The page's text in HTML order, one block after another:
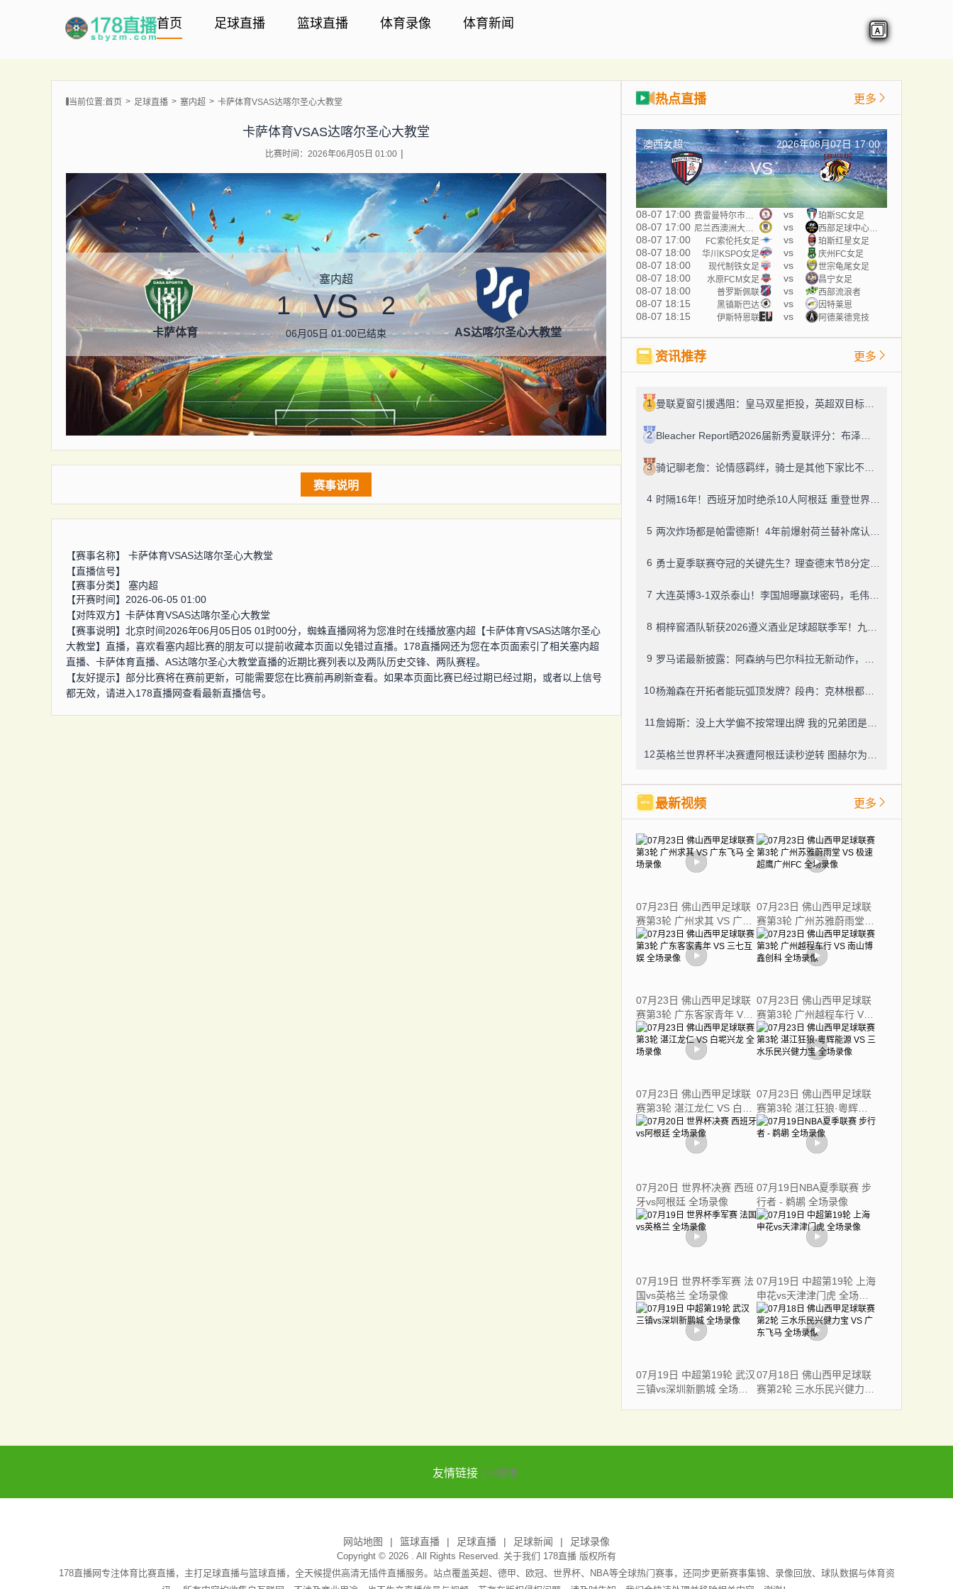
首页 足球直播 篮球直播 体育录像 体育新闻
当前位置:首页 足球直播 塞内超 卡萨体育VSAS达喀尔圣心大教堂
卡萨体育VSAS达喀尔圣心大教堂
比赛时间：2026年06月05日 01:00
卡萨体育
塞内超
1 VS 2
06月05日 01:00已结束 AS达喀尔圣心大教堂
赛事说明
【赛事名称】 卡萨体育VSAS达喀尔圣心大教堂
【直播信号】
【赛事分类】 塞内超
【开赛时间】2026-06-05 01:00
【对阵双方】 卡萨体育VSAS达喀尔圣心大教堂
【赛事说明】北京时间2026年06月05日05 01时00分，蜘蛛直播网将为您准时在线播放塞内超【卡萨体育VSAS达喀尔圣心
大教堂】直播，喜欢看塞内超比赛的朋友可以提前收藏本页面以免错过直播。178直播网还为您在本页面索引了相关塞内超
直播、卡萨体育直播、AS达喀尔圣心大教堂直播的近期比赛列表以及两队历史交锋、两队赛程。
【友好提示】部分比赛将在赛前更新，可能需要您在比赛前再刷新查看。如果本页面比赛已经过期已经过期，或者以上信号
都无效，请进入178直播网查看最新直播信号。
热点直播 更多
澳西女超 2026年08月07日 17:00
VS
08-07 17:00 vs 珀斯SC女足
08-07 17:00 vs 西部足球中心女足
08-07 17:00 FC索伦托女足 vs 珀斯红星女足
08-07 18:00 华川KSPO女足 vs 庆州FC女足
08-07 18:00 现代制铁女足 vs 世宗龟尾女足
08-07 18:00 水原FCM女足 vs 昌宁女足
08-07 18:00 普罗斯佩联 vs 西部流浪者
08-07 18:15 黑镇斯巴达 vs 因特莱恩
08-07 18:15 伊斯特恩联 vs 阿德莱德竞技
资讯推荐 更多
1
2
3
4
5
6
7
8
9
10
11
12
最新视频 更多
07月23日 佛山西甲足球联
赛第3轮 广州求其 VS 广东
飞马 全场录像
07月23日 佛山西甲足球联
赛第3轮 广州苏雅蔚雨堂
VS 极速超鹰广州FC 全场
录像
07月23日 佛山西甲足球联
赛第3轮 广东客家青年 VS
三七互娱 全场录像
07月23日 佛山西甲足球联
赛第3轮 广州越程车行 VS
南山博鑫创科 全场录像
07月23日 佛山西甲足球联
赛第3轮 湛江龙仁 VS 白坭
兴龙 全场录像
07月23日 佛山西甲足球联
赛第3轮 湛江狂狼·粵辉能
源 VS 三水乐民兴健力宝 全
场录像
07月20日 世界杯决赛 西班
牙vs阿根廷 全场录像
07月19日NBA夏季联赛 步
行者 - 鹈鹕 全场录像
07月19日 世界杯季军赛 法
国vs英格兰 全场录像
07月19日 中超第19轮 上海
申花vs天津津门虎 全场录
像
07月19日 中超第19轮 武汉
三镇vs深圳新鹏城 全场录
07月18日 佛山西甲足球联
赛第2轮 三水乐民兴健力宝
友情链接 178直播
网站地图 篮球直播 足球直播 足球新闻 足球录像
Copyright © 2026 . All Rights Reserved. 关于我们 178直播 版权所有
178直播网专注体育比赛直播，主打足球直播与篮球直播，全天候提供高清无插件直播服务。站点覆盖英超、德甲、欧冠、世界杯、NBA等全球热门赛事，还同步更新赛事集锦、录像回放、球队数据与体育资